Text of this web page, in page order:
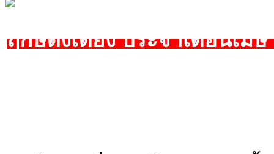
ฤกษ์ตั้งเตียง ประจำเดือนเมษ